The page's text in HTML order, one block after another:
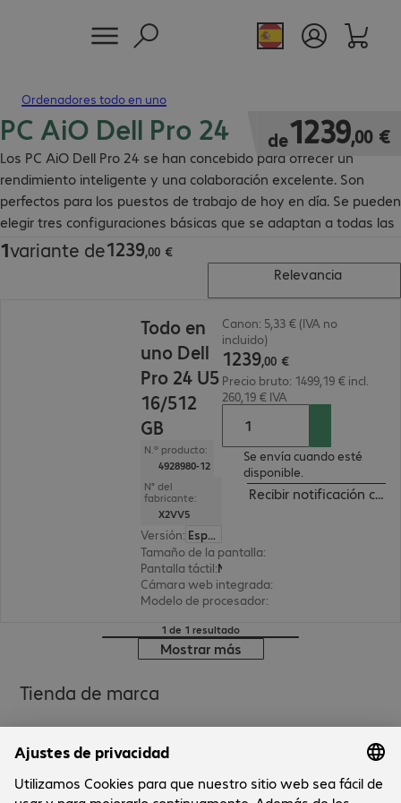
Ordenadores todo en uno
PC AiO Dell Pro 24
Los PC AiO Dell Pro 24 se han concebido para ofrecer un
rendimiento inteligente y una colaboración excelente. Son
perfectos para los puestos de trabajo de hoy en día. Se pueden
elegir tres configuraciones básicas que se adaptan a todas las
necesidades.
de1239,00 €
1239,00 €
1variante de1239,00 €
1239,00 €
Relevancia
Todo en
uno Dell
Pro 24 U5
16/512
GB
N.º producto:
4928980-12
N° del
fabricante:
X2VV5
Versión:
Español
Tamaño de la pantalla:
Pantalla táctil:
Cámara web integrada:
Modelo de procesador:
Canon: 5,33 € (IVA no
incluido)
1239,00 €
Precio bruto: 1499,19 € incl.
260,19 € IVA
Se envía cuando esté
disponible.
Recibir notificación
1 de 1 resultado
Mostrar más
Tienda de marca